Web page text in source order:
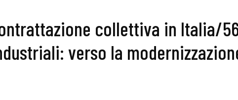
collettiva in Italia/
verso la